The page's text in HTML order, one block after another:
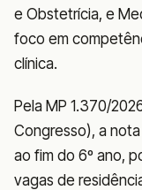
e Obstetrícia, e
foco em
clínica.
Pela MP 1.370/
Congresso), a nota
ao fim do 6º ano,
vagas de